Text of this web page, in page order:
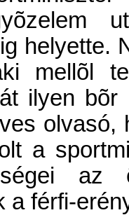
helyette.
mellõl
ilyen
olvasó,
a
az
a férfi-